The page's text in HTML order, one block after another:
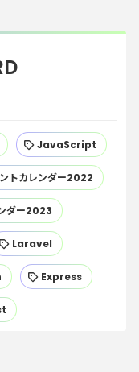
JavaScript
トカレンダー2022
ダー2023
Laravel
Express